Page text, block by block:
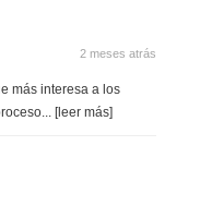
2 meses atrás
más interesa a los
... [leer más]